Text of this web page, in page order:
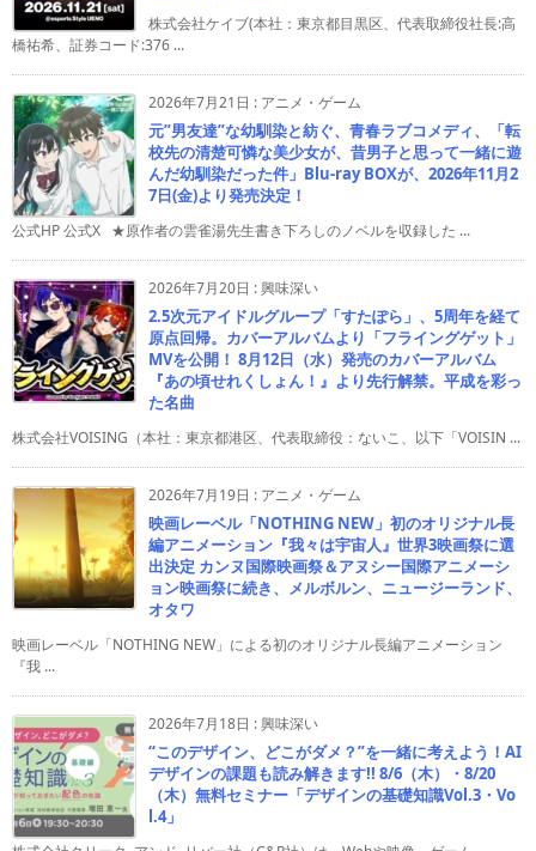
株式会社ケイブ(本社：東京都目黒区、代表取締役社長:高
橋祐希、証券コード:376 ...
2026年7月21日 : アニメ・ゲーム
元”男友達”な幼馴染と紡ぐ、青春ラブコメディ、「転
校先の清楚可憐な美少女が、昔男子と思って一緒に遊
んだ幼馴染だった件」Blu-ray BOXが、2026年11月2
7日(金)より発売決定！
公式HP 公式X ★原作者の雲雀湯先生書き下ろしのノベルを収録した ...
2026年7月20日 :興味深い
2.5次元アイドルグループ「すたぽら」、5周年を経て
原点回帰。カバーアルバムより「フライングゲット」
MVを公開！ 8月12日（水）発売のカバーアルバム
『あの頃せれくしょん！』より先行解禁。平成を彩っ
た名曲
株式会社VOISING（本社：東京都港区、代表取締役：ないこ、以下「VOISIN ...
2026年7月19日 : アニメ・ゲーム
映画レーベル「NOTHING NEW」初のオリジナル長
編アニメーション『我々は宇宙人』世界3映画祭に選
出決定 カンヌ国際映画祭＆アヌシー国際アニメーシ
ョン映画祭に続き、メルボルン、ニュージーランド、
オタワ
映画レーベル「NOTHING NEW」による初のオリジナル長編アニメーション
『我 ...
2026年7月18日 :興味深い
“このデザイン、どこがダメ？”を一緒に考えよう！AI
デザインの課題も読み解きます!! 8/6（木）・8/20
（木）無料セミナー「デザインの基礎知識Vol.3・Vo
l.4」